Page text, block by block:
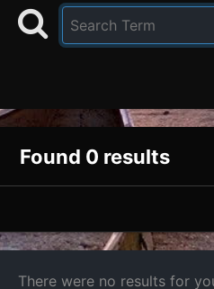
Found 0 results
There were no results for